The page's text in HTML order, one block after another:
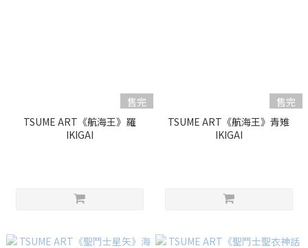
售完
TSUME ART《航海王》羅
IKIGAI
售完
TSUME ART《航海王》青雉
IKIGAI